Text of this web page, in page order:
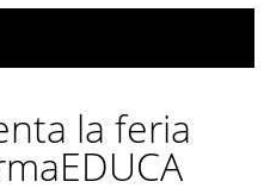
la feria